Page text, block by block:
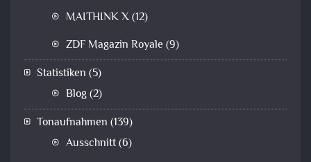
MAITHINK X(12)
ZDF Magazin Royale (9)
Statistiken (5)
Blog(2)
Tonaufnahmen (139)
Ausschnitt(6)